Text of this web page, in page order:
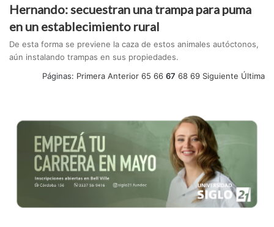
Hernando: secuestran una trampa para puma
en un establecimiento rural
De esta forma se previene la caza de estos animales autóctonos,
aún instalando trampas en sus propiedades.
Páginas: Primera Anterior 65 66 67 68 69 Siguiente Última